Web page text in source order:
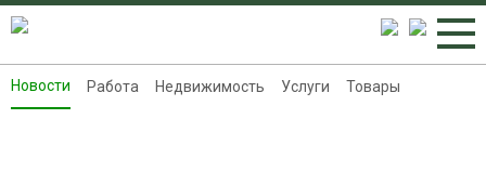
Новости
Новости Работа Недвижимость Услуги Товары